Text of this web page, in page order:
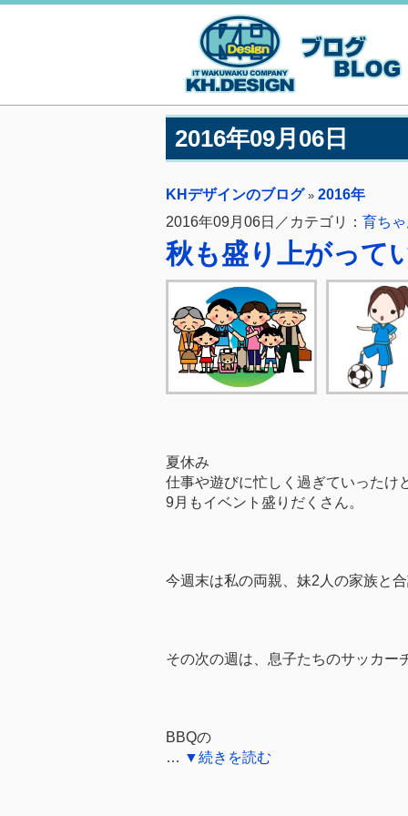
2016年09月06日
KHデザインのブログ » 2016年
2016年09月06日／カテゴリ： 育ち
秋も盛り上がって
夏休み
仕事や遊びに忙しく過ぎていったけ
9月もイベント盛りだくさん。
今週末は私の両親、妹2人の家族と合
その次の週は、息子たちのサッカー
BBQの
… ▼続きを読む